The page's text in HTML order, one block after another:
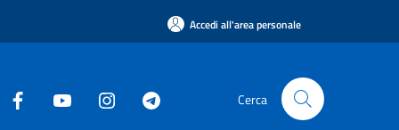
Accedi all'area personale
Cerca